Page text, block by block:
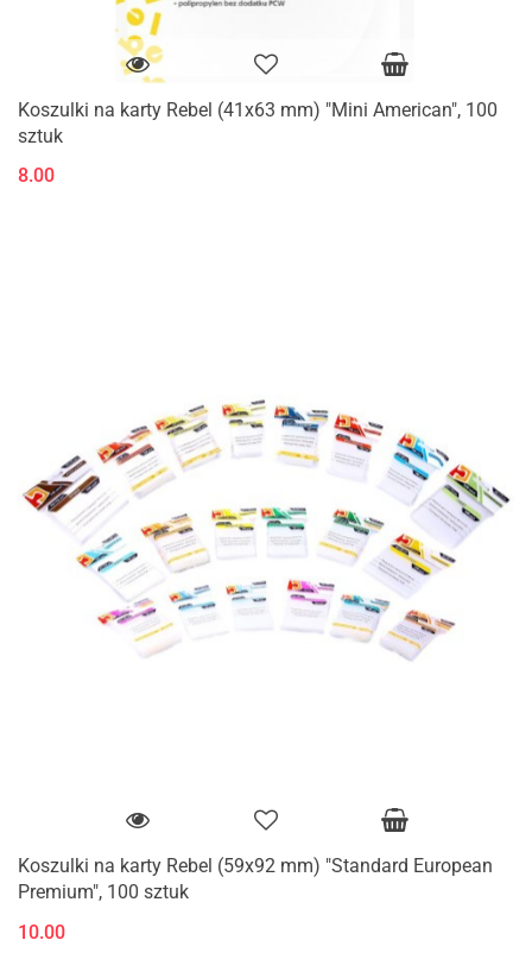
Koszulki na karty Rebel (41x63 mm) "Mini American", 100
sztuk
8.00
Koszulki na karty Rebel (59x92 mm) "Standard European
Premium", 100 sztuk
10.00